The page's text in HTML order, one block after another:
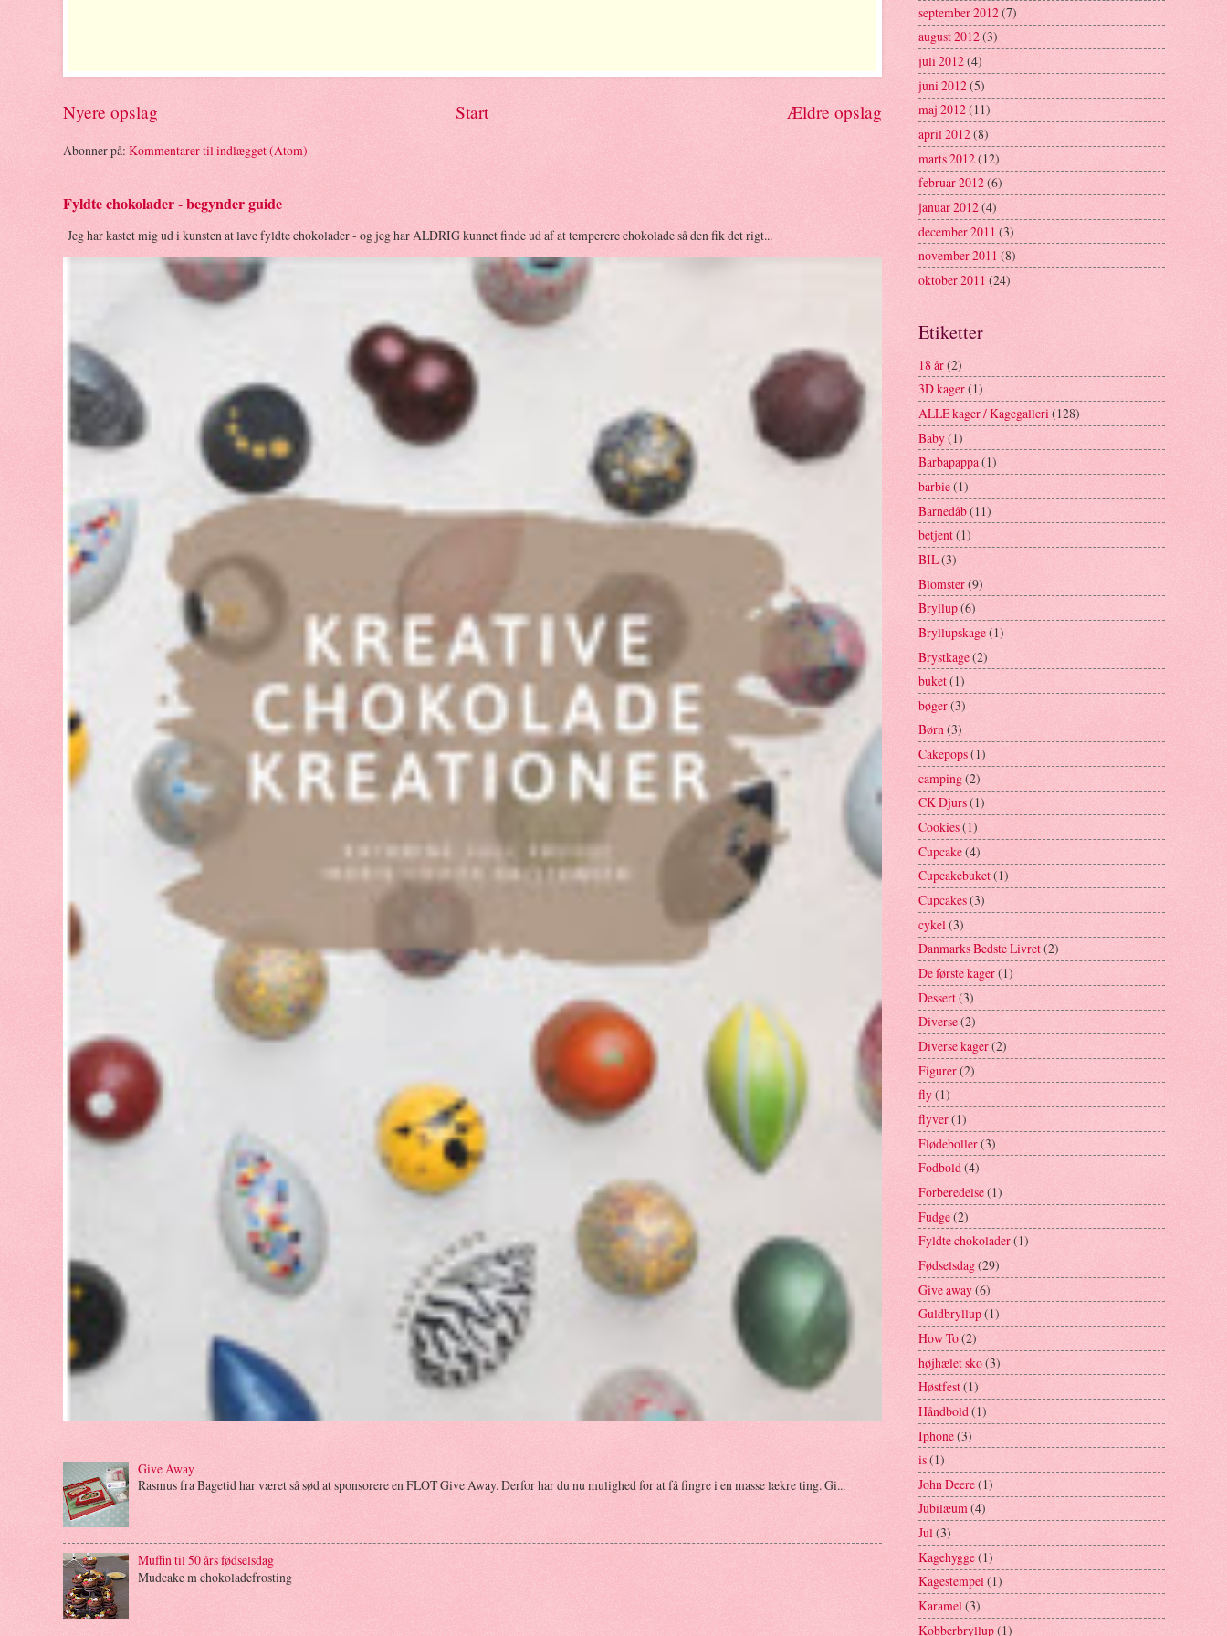
Nyere opslag Ældre opslag
Start
Abonner på: Kommentarer til indlægget (Atom)
Fyldte chokolader - begynder guide
Jeg har kastet mig ud i kunsten at lave fyldte chokolader - og jeg har ALDRIG kunnet finde ud af at temperere chokolade så den fik det rigt...
Give Away
Rasmus fra Bagetid har været så sød at sponsorere en FLOT Give Away. Derfor har du nu mulighed for at få fingre i en masse lækre ting. Gi...
Muffin til 50 års fødselsdag
Mudcake m chokoladefrosting
september 2012(7)
august 2012(3)
juli 2012(4)
juni 2012(5)
maj 2012(11)
april 2012(8)
marts 2012(12)
februar 2012(6)
januar 2012(4)
december 2011 (3)
november 2011 (8)
oktober 2011 (24)
Etiketter
18 år(2)
3D kager(1)
ALLE kager / Kagegalleri(128)
Baby(1)
Barbapappa(1)
barbie(1)
Barnedåb(11)
betjent(1)
BIL(3)
Blomster(9)
Bryllup(6)
Bryllupskage(1)
Brystkage(2)
buket(1)
bøger(3)
Børn(3)
Cakepops(1)
camping(2)
CK Djurs(1)
Cookies(1)
Cupcake(4)
Cupcakebuket(1)
Cupcakes(3)
cykel (3)
Danmarks Bedste Livret(2)
De første kager(1)
Dessert(3)
Diverse(2)
Diverse kager(2)
Figurer(2)
fly(1)
flyver(1)
Flødeboller(3)
Fodbold(4)
Forberedelse(1)
Fudge(2)
Fyldte chokolader(1)
Fødselsdag(29)
Give away(6)
Guldbryllup(1)
How To(2)
højhælet sko(3)
Høstfest(1)
Håndbold(1)
Iphone(3)
is(1)
John Deere(1)
Jubilæum(4)
Jul (3)
Kagehygge(1)
Kagestempel(1)
Karamel(3)
Kobberbryllup(1)